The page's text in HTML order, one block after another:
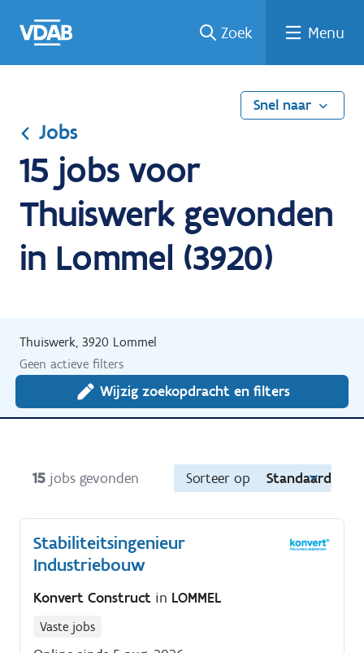
naar
een
een
job
naar
Zoek Menu
Snel naar
Jobs
15 jobs voor
Thuiswerk gevonden
in Lommel (3920)
Thuiswerk, 3920 Lommel
Geen actieve filters
Wijzig zoekopdracht en filters
15 jobs gevonden Sorteer op Standaard
Stabiliteitsingenieur
Industriebouw
Konvert Construct in LOMMEL
Vaste jobs